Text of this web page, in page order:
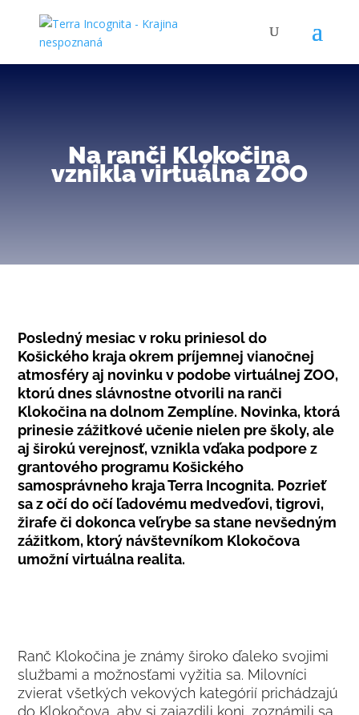
Na ranči Klokočina
vznikla virtuálna ZOO
Posledný mesiac v roku priniesol do
Košického kraja okrem príjemnej vianočnej
atmosféry aj novinku v podobe virtuálnej ZOO,
ktorú dnes slávnostne otvorili na ranči
Klokočina na dolnom Zemplíne. Novinka, ktorá
prinesie zážitkové učenie nielen pre školy, ale
aj širokú verejnosť, vznikla vďaka podpore z
grantového programu Košického
samosprávneho kraja Terra Incognita. Pozrieť
sa z očí do očí ľadovému medveďovi, tigrovi,
žirafe či dokonca veľrybe sa stane nevšedným
zážitkom, ktorý návštevníkom Klokočova
umožní virtuálna realita.
Ranč Klokočina je známy široko ďaleko svojimi
službami a možnosťami vyžitia sa. Milovníci
zvierat všetkých vekových kategórií prichádzajú
do Klokočova, aby si zajazdili koni, zoznámili sa